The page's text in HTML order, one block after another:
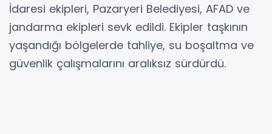
İdaresi ekipleri, Pazaryeri Belediyesi, AFAD ve
jandarma ekipleri sevk edildi. Ekipler taşkının
yaşandığı bölgelerde tahliye, su boşaltma ve
güvenlik çalışmalarını aralıksız sürdürdü.